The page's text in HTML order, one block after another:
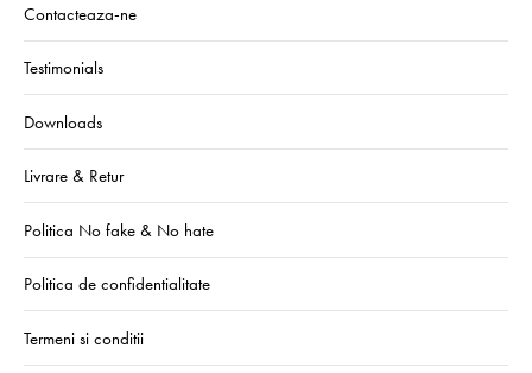
Contacteaza-ne
Testimonials
Downloads
Livrare & Retur
Politica No fake & No hate
Politica de confidentialitate
Termeni si conditii